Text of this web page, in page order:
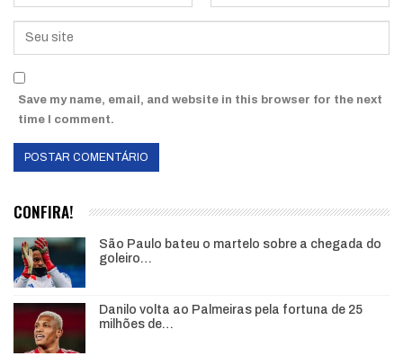
Save my name, email, and website in this browser for the next
time I comment.
CONFIRA!
São Paulo bateu o martelo sobre a chegada do
goleiro…
Danilo volta ao Palmeiras pela fortuna de 25
milhões de…